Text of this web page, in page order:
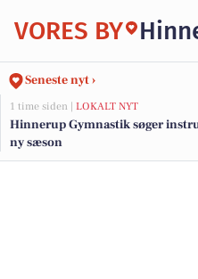
VORES BY
Seneste nyt ›
1 time siden | LOKALT NYT
Hinnerup Gymnastik søger
ny sæson